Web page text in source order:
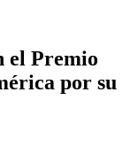
el Premio
por su